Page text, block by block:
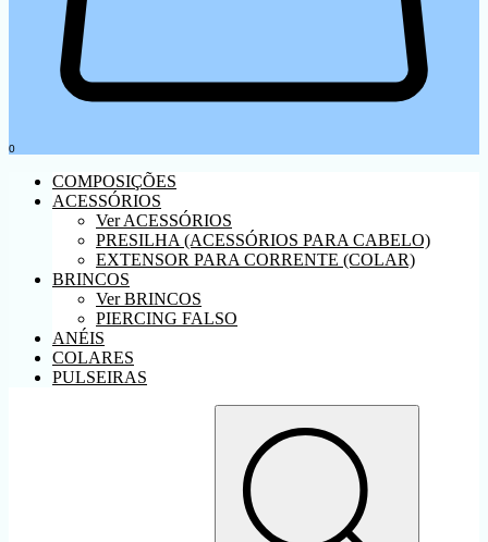
0
COMPOSIÇÕES
ACESSÓRIOS
Ver ACESSÓRIOS
PRESILHA (ACESSÓRIOS PARA CABELO)
EXTENSOR PARA CORRENTE (COLAR)
BRINCOS
Ver BRINCOS
PIERCING FALSO
ANÉIS
COLARES
PULSEIRAS